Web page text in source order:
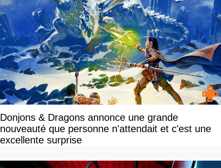
Donjons & Dragons annonce une grande
nouveauté que personne n'attendait et c'est une
excellente surprise